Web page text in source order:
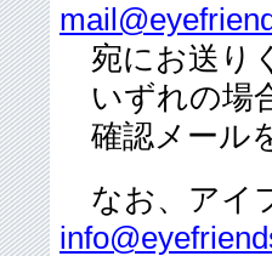
宛にお送り
いずれの場
確認メール
なお、アイ